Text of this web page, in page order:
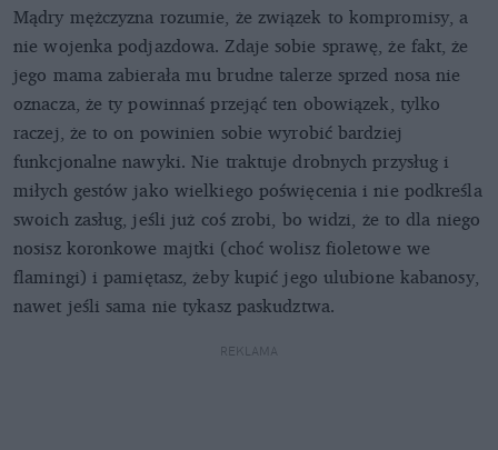
Mądry mężczyzna rozumie, że związek to kompromisy, a
nie wojenka podjazdowa. Zdaje sobie sprawę, że fakt, że
jego mama zabierała mu brudne talerze sprzed nosa nie
oznacza, że ty powinnaś przejąć ten obowiązek, tylko
raczej, że to on powinien sobie wyrobić bardziej
funkcjonalne nawyki. Nie traktuje drobnych przysług i
miłych gestów jako wielkiego poświęcenia i nie podkreśla
swoich zasług, jeśli już coś zrobi, bo widzi, że to dla niego
nosisz koronkowe majtki (choć wolisz fioletowe we
flamingi) i pamiętasz, żeby kupić jego ulubione kabanosy,
nawet jeśli sama nie tykasz paskudztwa.
REKLAMA